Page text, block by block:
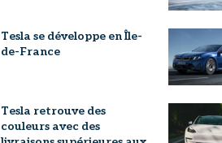
Tesla se développe en Île-
de-France
Tesla retrouve des
couleurs avec des